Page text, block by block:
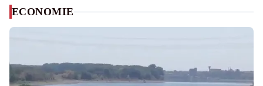
ECONOMIE